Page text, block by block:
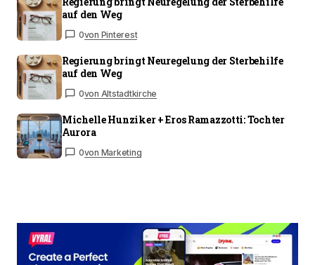
auf den Weg
0von Pinterest
Regierung bringt Neuregelung der Sterbehilfe
auf den Weg
0von Altstadtkirche
Michelle Hunziker + Eros Ramazzotti: Tochter
Aurora
0von Marketing